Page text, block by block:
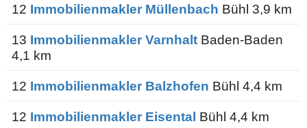
12 Immobilienmakler Müllenbach Bühl 3,9 km
13 Immobilienmakler Varnhalt Baden-Baden
4,1 km
12 Immobilienmakler Balzhofen Bühl 4,4 km
12 Immobilienmakler Eisental Bühl 4,4 km